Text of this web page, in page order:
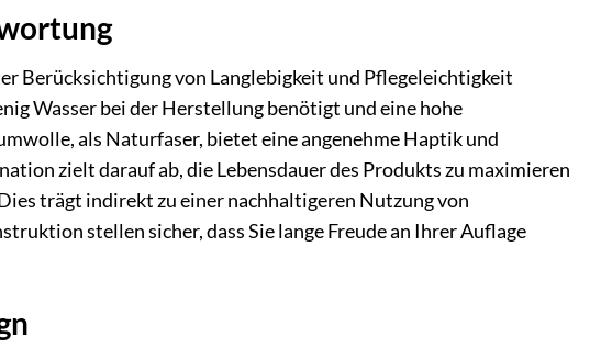
Berücksichtigung von Langlebigkeit und Pflegeleichtigkeit
Wasser bei der Herstellung benötigt und eine hohe
als Naturfaser, bietet eine angenehme Haptik und
zielt darauf ab, die Lebensdauer des Produkts zu maximieren
trägt indirekt zu einer nachhaltigeren Nutzung von
stellen sicher, dass Sie lange Freude an Ihrer Auflage